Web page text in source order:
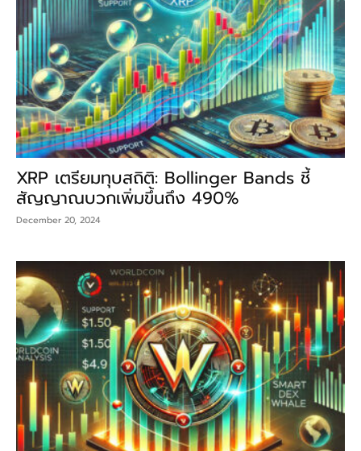
XRP เตรียมทุบสถิติ: Bollinger Bands ชี้
สัญญาณบวกเพิ่มขึ้นถึง 490%
December 20, 2024